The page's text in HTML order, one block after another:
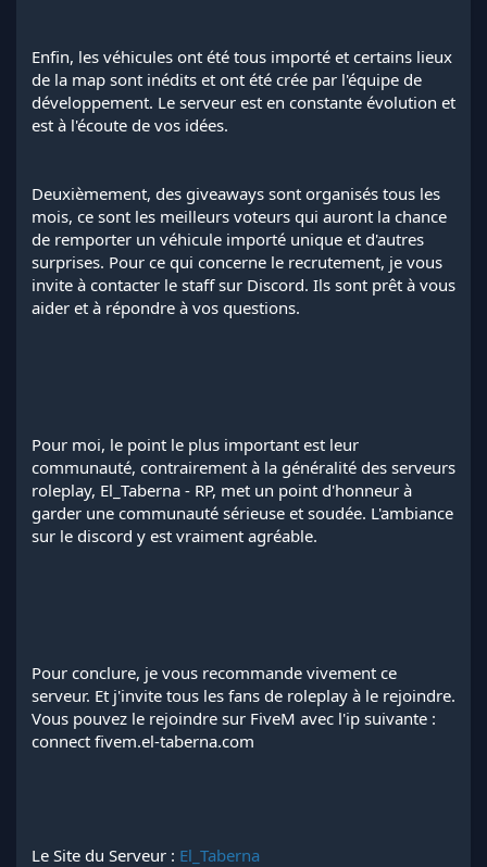
Enfin, les véhicules ont été tous importé et certains lieux
de la map sont inédits et ont été crée par l'équipe de
développement. Le serveur est en constante évolution et
est à l'écoute de vos idées.
Deuxièmement, des giveaways sont organisés tous les
mois, ce sont les meilleurs voteurs qui auront la chance
de remporter un véhicule importé unique et d'autres
surprises. Pour ce qui concerne le recrutement, je vous
invite à contacter le staff sur Discord. Ils sont prêt à vous
aider et à répondre à vos questions.
Pour moi, le point le plus important est leur
communauté, contrairement à la généralité des serveurs
roleplay, El_Taberna - RP, met un point d'honneur à
garder une communauté sérieuse et soudée. L'ambiance
sur le discord y est vraiment agréable.
Pour conclure, je vous recommande vivement ce
serveur. Et j'invite tous les fans de roleplay à le rejoindre.
Vous pouvez le rejoindre sur FiveM avec l'ip suivante :
connect fivem.el-taberna.com
Le Site du Serveur : El_Taberna